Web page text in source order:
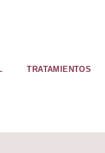
TRATAMIENTOS